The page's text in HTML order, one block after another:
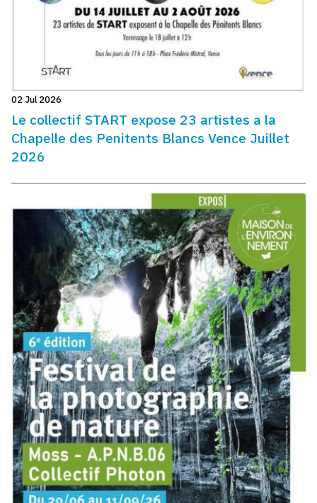
02 Jul 2026
Le collectif START expose 23 artistes a la
Chapelle des Penitents Blancs Vence Juillet
2026